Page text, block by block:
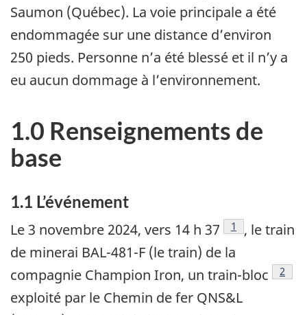
Saumon (Québec). La voie principale a été
endommagée sur une distance d’environ
250 pieds. Personne n’a été blessé et il n’y a
eu aucun dommage à l’environnement.
1.0 Renseignements de
base
1.1 L’événement
Le 3 novembre 2024, vers 14 h 37 1
, le train
de minerai BAL-481-F (le train) de la
compagnie Champion Iron, un train-bloc
2
exploité par le Chemin de fer QNS&L